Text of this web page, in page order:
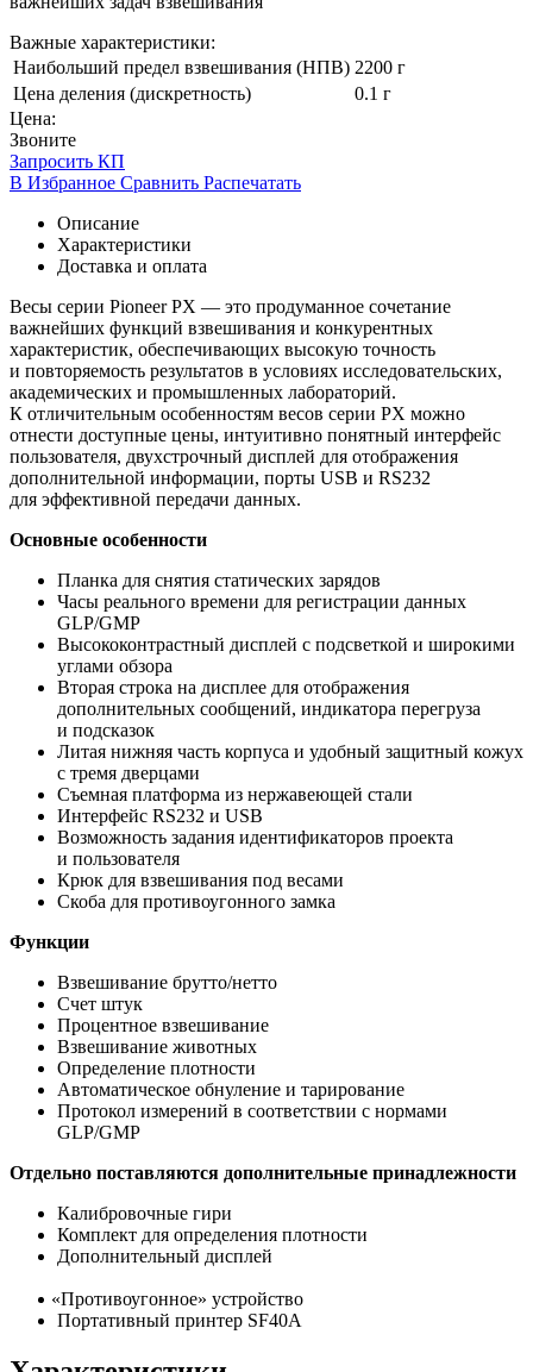
Важные характеристики:
Наибольший предел взвешивания (НПВ) 2200 г
Цена деления (дискретность)
0.1 г
Цена:
Звоните
Запросить КП
В Избранное Сравнить Распечатать
Описание
Характеристики
Доставка и оплата
Весы серии Pioneer PX — это продуманное сочетание
важнейших функций взвешивания и конкурентных
характеристик, обеспечивающих высокую точность
и повторяемость результатов в условиях исследовательских,
академических и промышленных лабораторий.
К отличительным особенностям весов серии PX можно
отнести доступные цены, интуитивно понятный интерфейс
пользователя, двухстрочный дисплей для отображения
дополнительной информации, порты USB и RS232
для эффективной передачи данных.
Основные особенности
Планка для снятия статических зарядов
Часы реального времени для регистрации данных
GLP/GMP
Высококонтрастный дисплей с подсветкой и широкими
углами обзора
Вторая строка на дисплее для отображения
дополнительных сообщений, индикатора перегруза
и подсказок
Литая нижняя часть корпуса и удобный защитный кожух
с тремя дверцами
Съемная платформа из нержавеющей стали
Интерфейс RS232 и USB
Возможность задания идентификаторов проекта
и пользователя
Крюк для взвешивания под весами
Скоба для противоугонного замка
Функции
Взвешивание брутто/нетто
Счет штук
Процентное взвешивание
Взвешивание животных
Определение плотности
Автоматическое обнуление и тарирование
Протокол измерений в соответствии с нормами
GLP/GMP
Отдельно поставляются дополнительные принадлежности
Калибровочные гири
Комплект для определения плотности
Дополнительный дисплей
«Противоугонное» устройство
Портативный принтер SF40A